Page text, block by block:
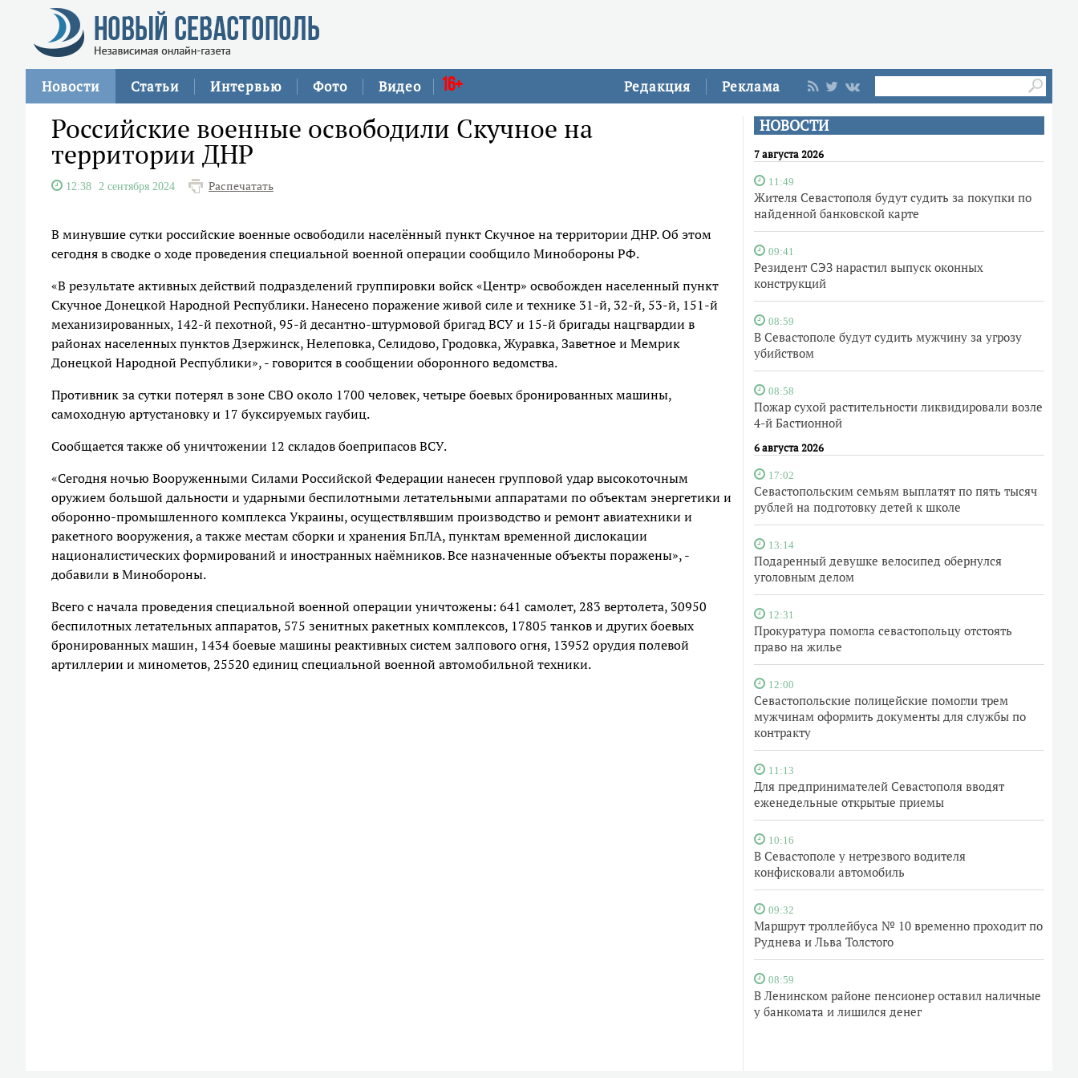
Редакция Реклама
Новости Статьи Интервью Фото Видео 16+
НОВОСТИ
7 августа 2026
11:49
Жителя Севастополя будут судить за покупки по
найденной банковской карте
09:41
Резидент СЭЗ нарастил выпуск оконных
конструкций
08:59
В Севастополе будут судить мужчину за угрозу
убийством
08:58
Пожар сухой растительности ликвидировали возле
4-й Бастионной
6 августа 2026
17:02
Севастопольским семьям выплатят по пять тысяч
рублей на подготовку детей к школе
13:14
Подаренный девушке велосипед обернулся
уголовным делом
12:31
Прокуратура помогла севастопольцу отстоять
право на жилье
12:00
Севастопольские полицейские помогли трем
мужчинам оформить документы для службы по
контракту
11:13
Для предпринимателей Севастополя вводят
еженедельные открытые приемы
10:16
В Севастополе у нетрезвого водителя
конфисковали автомобиль
09:32
Маршрут троллейбуса № 10 временно проходит по
Руднева и Льва Толстого
08:59
В Ленинском районе пенсионер оставил наличные
у банкомата и лишился денег
Российские военные освободили Скучное на
территории ДНР
12:38 2 сентября 2024 Распечатать
В минувшие сутки российские военные освободили населённый пункт Скучное на территории ДНР. Об этом
сегодня в сводке о ходе проведения специальной военной операции сообщило Минобороны РФ.
«В результате активных действий подразделений группировки войск «Центр» освобожден населенный пункт
Скучное Донецкой Народной Республики. Нанесено поражение живой силе и технике 31-й, 32-й, 53-й, 151-й
механизированных, 142-й пехотной, 95-й десантно-штурмовой бригад ВСУ и 15-й бригады нацгвардии в
районах населенных пунктов Дзержинск, Нелеповка, Селидово, Гродовка, Журавка, Заветное и Мемрик
Донецкой Народной Республики», - говорится в сообщении оборонного ведомства.
Противник за сутки потерял в зоне СВО около 1700 человек, четыре боевых бронированных машины,
самоходную артустановку и 17 буксируемых гаубиц.
Сообщается также об уничтожении 12 складов боеприпасов ВСУ.
«Сегодня ночью Вооруженными Силами Российской Федерации нанесен групповой удар высокоточным
оружием большой дальности и ударными беспилотными летательными аппаратами по объектам энергетики и
оборонно-промышленного комплекса Украины, осуществлявшим производство и ремонт авиатехники и
ракетного вооружения, а также местам сборки и хранения БпЛА, пунктам временной дислокации
националистических формирований и иностранных наёмников. Все назначенные объекты поражены», -
добавили в Минобороны.
Всего с начала проведения специальной военной операции уничтожены: 641 самолет, 283 вертолета, 30950
беспилотных летательных аппаратов, 575 зенитных ракетных комплексов, 17805 танков и других боевых
бронированных машин, 1434 боевые машины реактивных систем залпового огня, 13952 орудия полевой
артиллерии и минометов, 25520 единиц специальной военной автомобильной техники.